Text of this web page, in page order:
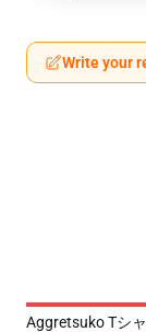
Write your
Aggretsuko Tシ